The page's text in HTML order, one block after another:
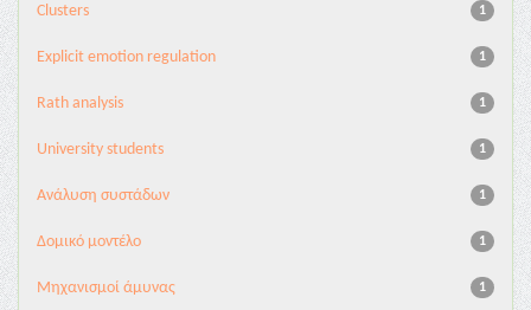
1
Clusters
1
Explicit emotion regulation
1
Rath analysis
1
University students
1
Ανάλυση συστάδων
1
Δομικό μοντέλο
1
Μηχανισμοί άμυνας